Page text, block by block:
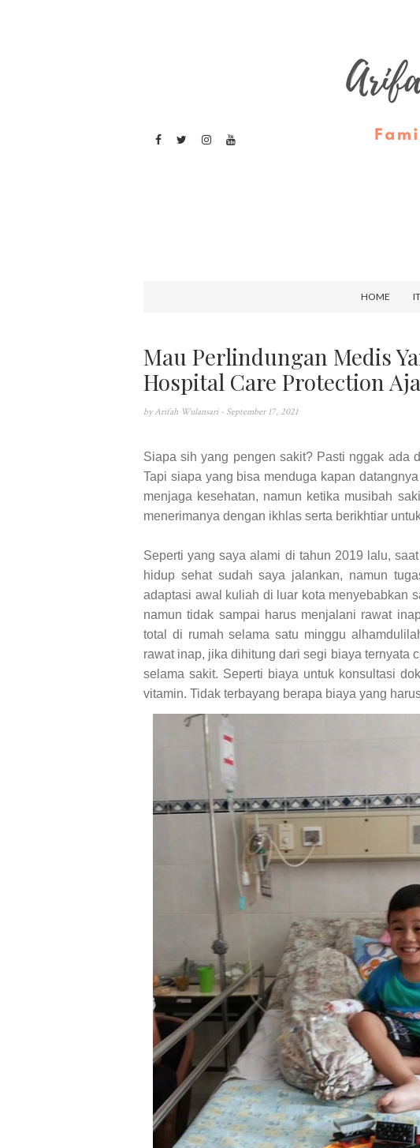
HOME
Mau Perlindungan Medis
Hospital Care Protection Aja
by Arifah Wulansari - September 17, 2021
Siapa sih yang pengen sakit? Pasti nggak ada
Tapi siapa yang bisa menduga kapan
menjaga kesehatan, namun ketika musibah
menerimanya dengan ikhlas serta berikhtiar
Seperti yang saya alami di tahun 2019 lalu,
hidup sehat sudah saya jalankan, namun
adaptasi awal kuliah di luar kota menyebabkan
namun tidak sampai harus menjalani rawat
total di rumah selama satu minggu
rawat inap, jika dihitung dari segi biaya ternyata
selama sakit. Seperti biaya untuk konsultasi
vitamin. Tidak terbayang berapa biaya yang